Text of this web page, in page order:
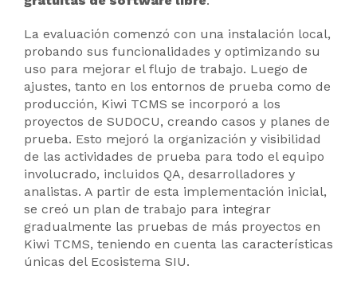
La evaluación comenzó con una instalación local,
probando sus funcionalidades y optimizando su
uso para mejorar el flujo de trabajo. Luego de
ajustes, tanto en los entornos de prueba como de
producción, Kiwi TCMS se incorporó a los
proyectos de SUDOCU, creando casos y planes de
prueba. Esto mejoró la organización y visibilidad
de las actividades de prueba para todo el equipo
involucrado, incluidos QA, desarrolladores y
analistas. A partir de esta implementación inicial,
se creó un plan de trabajo para integrar
gradualmente las pruebas de más proyectos en
Kiwi TCMS, teniendo en cuenta las características
únicas del Ecosistema SIU.